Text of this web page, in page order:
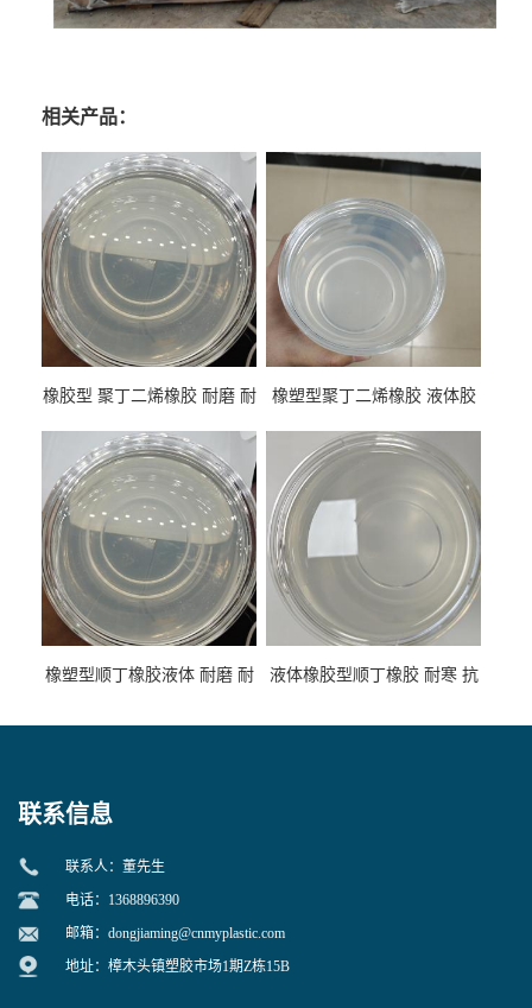
相关产品：
橡胶型 聚丁二烯橡胶 耐磨 耐
性
橡塑型聚丁二烯橡胶 液体胶
专用
橡塑型顺丁橡胶液体 耐磨 耐
液体橡胶型顺丁橡胶 耐寒 抗
联系信息
联系人：董先生
电话：1368896390
邮箱： dongjiaming@cnmyplastic.com
地址：樟木头镇塑胶市场1期Z栋15B